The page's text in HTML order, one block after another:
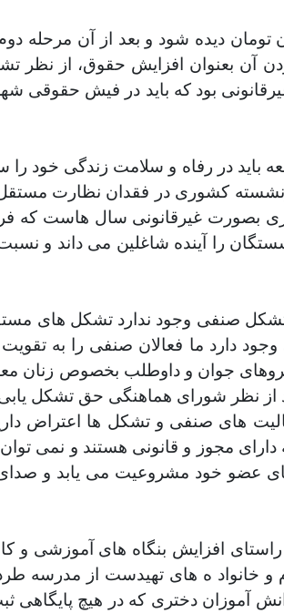
تورم تا آخر سال ثابت بماند باید افزایش حقوق در فیش های حقوقی مهرماه تا 6 میلیون تومان
زدن آن بعنوان افزایش حقوق، از
بود که باید در فیش حقوقی
باید در رفاه و سلامت زندگی خود را
کشوری در فقدان نظارت
بصورت غیرقانونی سال هاست که
را آینده شاغلین می داند و
صنفی وجود ندارد تشکل های مستقل
دارد ما فعالان صنفی را به
جوان و داوطلب بخصوص زنان معلم
از نظر شورای هماهنگی حق تشکل
های صنفی و تشکل ها اعتراض
همه دارای مجوز و قانونی هستند و نمی
عضو خود مشروعیت می یابد و
افزایش بنگاه های آموزشی و
ه های تهیدست از مدرسه طرد
آموزان دختری که در هیچ پایگاهی